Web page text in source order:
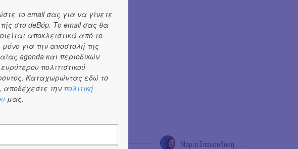
Μαρία Σπανουδάκη
το email σας για να γίνετε
στο deBόp. Το email σας θα
αποκλειστικά από το
μόνο για την αποστολή της
agenda και περιοδικών
πολιτιστικού
Καταχωρώντας εδώ το
αποδέχεστε την πολιτική
μας.